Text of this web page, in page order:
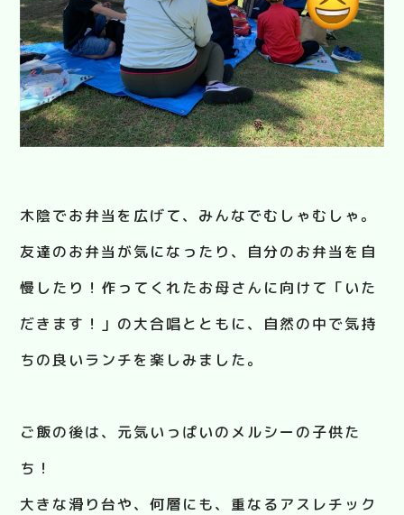
木陰でお弁当を広げて、みんなでむしゃむしゃ。
友達のお弁当が気になったり、自分のお弁当を自
慢したり！作ってくれたお母さんに向けて「いた
だきます！」の大合唱とともに、自然の中で気持
ちの良いランチを楽しみました。
ご飯の後は、元気いっぱいのメルシーの子供た
ち！
大きな滑り台や、何層にも、重なるアスレチック